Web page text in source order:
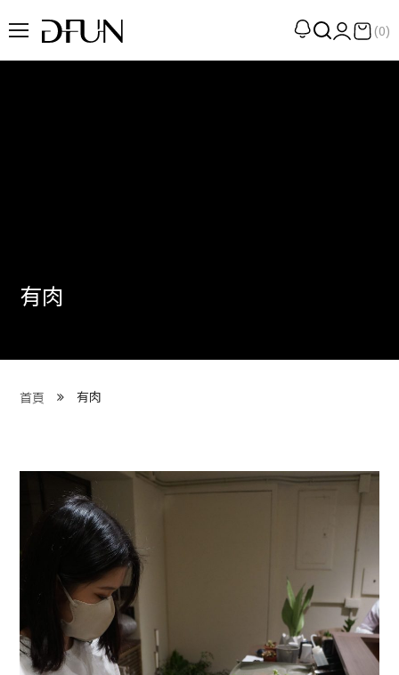
展
們 About DFUN
藏 Cover Archives
團 Square Rich
們 Contact Us
(0)
有肉
首頁 有肉